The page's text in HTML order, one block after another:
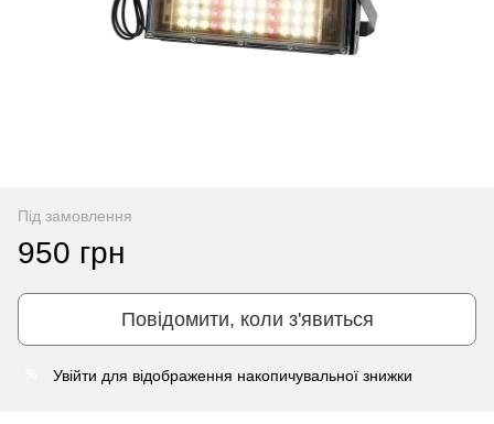
Під замовлення
950 грн
Повідомити, коли з'явиться
Увійти для відображення накопичувальної знижки